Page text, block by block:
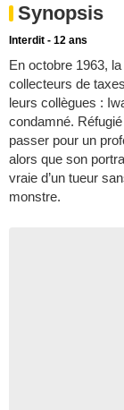
Synopsis
Interdit - 12 ans
En octobre 1963,
collecteurs de
leurs collègues :
condamné.
passer pour un
alors que son
vraie d’un tueur
monstre.